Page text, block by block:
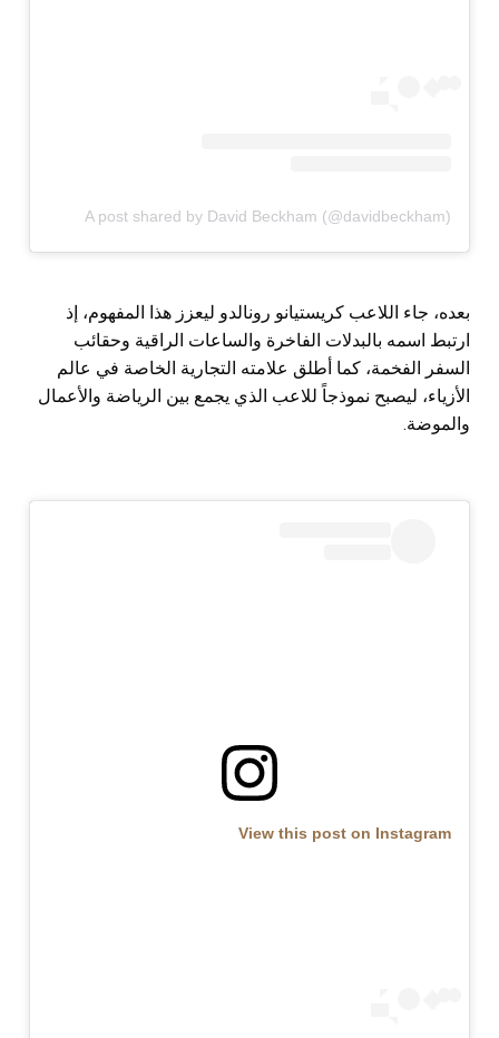
A post shared by David Beckham (@davidbeckham)
بعده، جاء اللاعب كريستيانو رونالدو ليعزز هذا المفهوم، إذ
ارتبط اسمه بالبدلات الفاخرة والساعات الراقية وحقائب
السفر الفخمة، كما أطلق علامته التجارية الخاصة في عالم
الأزياء، ليصبح نموذجاً للاعب الذي يجمع بين الرياضة والأعمال
والموضة.
View this post on Instagram